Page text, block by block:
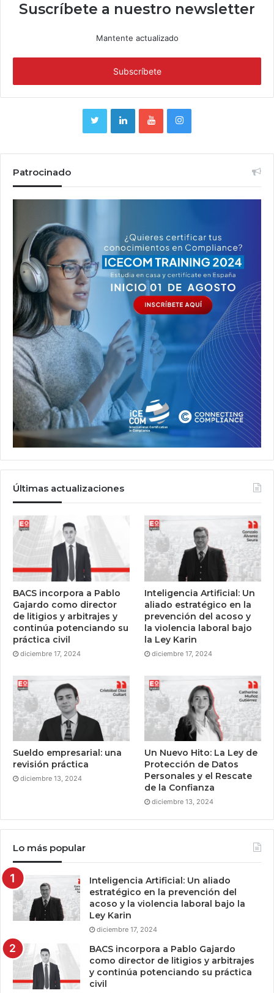
Suscríbete a nuestro newsletter
Mantente actualizado
Patrocinado
Últimas actualizaciones
BACS incorpora a Pablo
Gajardo como director
de litigios y arbitrajes y
continúa potenciando su
práctica civil
diciembre 17, 2024
Inteligencia Artificial: Un
aliado estratégico en la
prevención del acoso y
la violencia laboral bajo
la Ley Karin
diciembre 17, 2024
Sueldo empresarial: una
revisión práctica
diciembre 13, 2024
Un Nuevo Hito: La Ley de
Protección de Datos
Personales y el Rescate
de la Confianza
diciembre 13, 2024
Lo más popular
Inteligencia Artificial: Un aliado
estratégico en la prevención del
acoso y la violencia laboral bajo la
Ley Karin
diciembre 17, 2024
BACS incorpora a Pablo Gajardo
como director de litigios y arbitrajes
y continúa potenciando su práctica
civil